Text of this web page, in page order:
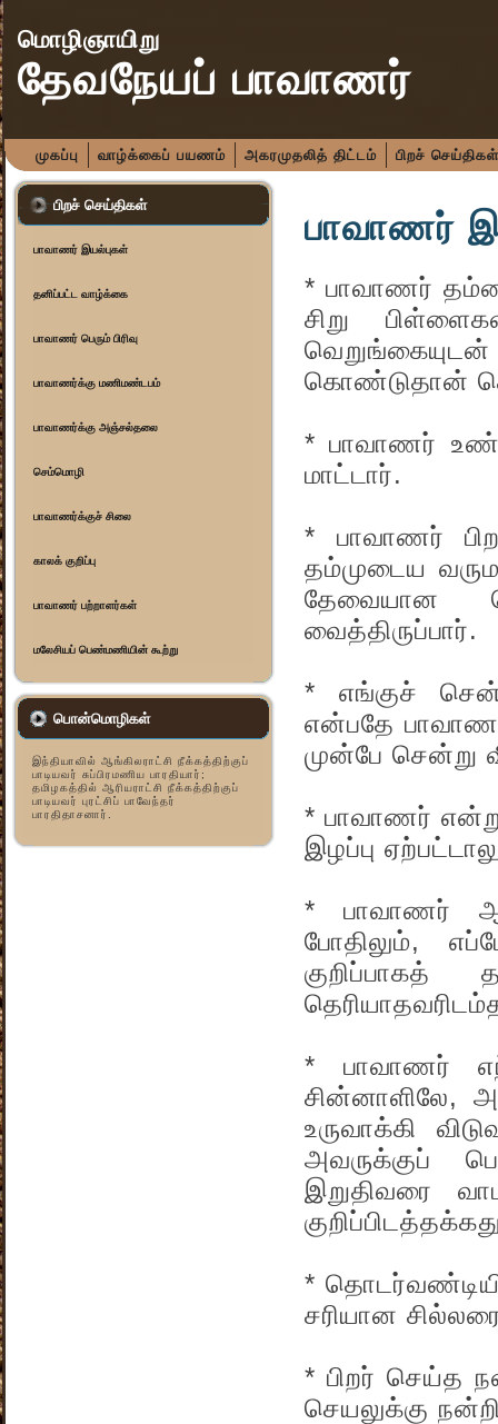
மொழிஞாயிறு
தேவநேயப் பாவாணர்
முகப்பு வாழ்க்கைப் பயணம் அகரமுதலித் திட்டம் பிறச் செய்திகள்
பிறச் செய்திகள்
பாவாணர் இயல்புகள்
தனிப்பட்ட வாழ்க்கை
பாவாணர் பெரும் பிரிவு
பாவாணர்க்கு மணிமண்டபம்
பாவாணர்க்கு அஞ்சல்தலை
செம்மொழி
பாவாணர்க்குச் சிலை
காலக் குறிப்பு
பாவாணர் பற்றாளர்கள்
மலேசியப் பெண்மணியின் கூற்று
பொன்மொழிகள்
இந்தியாவில் ஆங்கிலராட்சி நீக்கத்திற்குப்
பாடியவர் சுப்பிரமணிய பாரதியார்;
தமிழகத்தில் ஆரியராட்சி நீக்கத்திற்குப்
பாடியவர் புரட்சிப் பாவேந்தர்
பாரதிதாசனார்.
பாவாணர்
* பாவாணர்
சிறு
கொண்டுதான்
* பாவாணர்
மாட்டார்.
* பாவாணர்
தம்முடைய
தேவையான
வைத்திருப்பார்.
* எங்குச்
என்பதே
முன்பே சென்று
* பாவாணர்
இழப்பு
* பாவாணர்
போதிலும்,
குறிப்பாகத்
* பாவாணர்
சின்னாளிலே,
உருவாக்கி
அவருக்குப்
இறுதிவரை
*
சரியான
* பிறர் செய்த
செயலுக்கு